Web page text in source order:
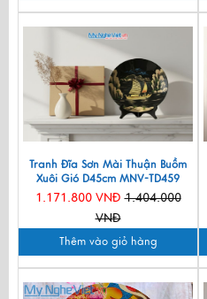
Tranh Đĩa Sơn Mài Thuận Buồm
Xuôi Gió D45cm MNV-TD459
1.171.800 VNĐ1.404.000
VNĐ
Thêm vào giỏ hàng